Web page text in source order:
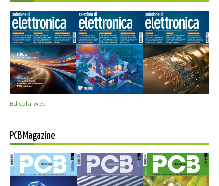
Edicola web
PCB Magazine